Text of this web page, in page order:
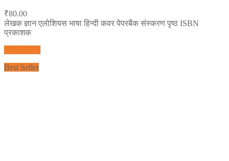
₹80.00
लेखक ज्ञान एलोशियस भाषा हिन्दी कवर पेपरबैक संस्करण पृष्ठ ISBN
प्रकाशक
Best Seller